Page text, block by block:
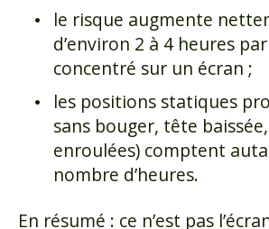
le risque augmente
d’environ 2 à 4 heures
concentré sur un écran ;
les positions statiques
sans bouger, tête
enroulées) comptent
nombre d’heures.
En résumé : ce n’est pas